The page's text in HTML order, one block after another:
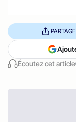
Écoutez cet article